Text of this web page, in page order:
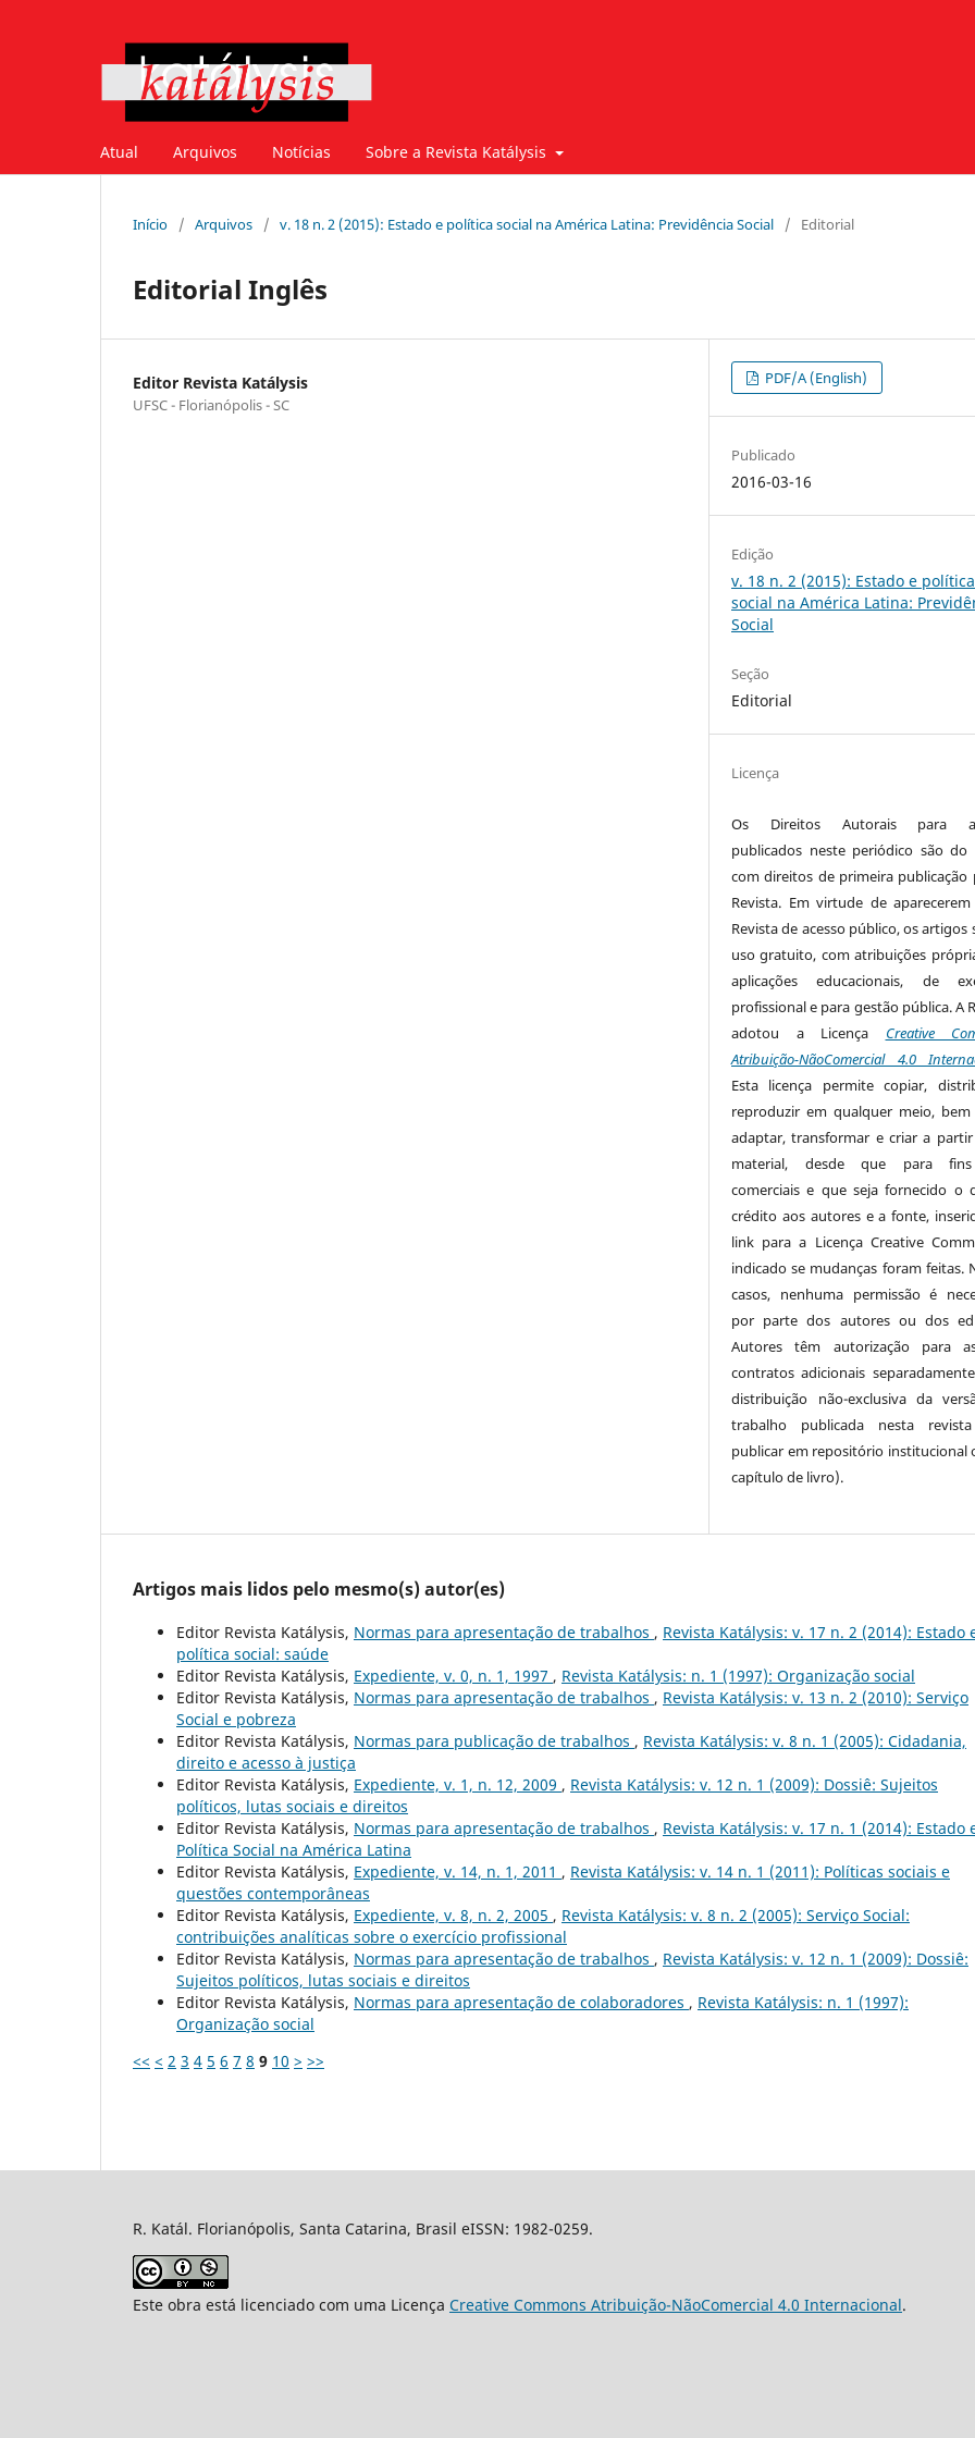
Atual Arquivos Notícias Sobre a Revista Katálysis
Início / Arquivos / v. 18 n. 2 (2015): Estado e política social na América Latina: Previdência Social / Editorial
Editorial Inglês
Editor Revista Katálysis
UFSC - Florianópolis - SC
PDF/A (English)
Publicado
2016-03-16
Edição
v. 18 n. 2 (2015): Estado e política
social na América Latina:
Social
Seção
Editorial
Licença
Os Direitos Autorais para
publicados neste periódico são do
com direitos de primeira publicação
Revista. Em virtude de
Revista de acesso público, os artigos
uso gratuito, com atribuições
aplicações educacionais, de
profissional e para gestão pública. A
adotou a Licença Creative
Atribuição-NãoComercial 4.0
Esta licença permite copiar,
reproduzir em qualquer meio,
adaptar, transformar e criar a
material, desde que para
comerciais e que seja fornecido o
crédito aos autores e a fonte,
link para a Licença Creative
indicado se mudanças foram feitas.
casos, nenhuma permissão é
por parte dos autores ou dos
Autores têm autorização para
contratos adicionais
distribuição não-exclusiva da
trabalho publicada nesta
publicar em repositório institucional
capítulo de livro).
Artigos mais lidos pelo mesmo(s) autor(es)
Editor Revista Katálysis, Normas para apresentação de trabalhos , Revista Katálysis: v. 17 n. 2 (2014): Estado
política social: saúde
Editor Revista Katálysis, Expediente, v. 0, n. 1, 1997 , Revista Katálysis: n. 1 (1997): Organização social
Editor Revista Katálysis, Normas para apresentação de trabalhos , Revista Katálysis: v. 13 n. 2 (2010): Serviço
Social e pobreza
Editor Revista Katálysis, Normas para publicação de trabalhos , Revista Katálysis: v. 8 n. 1 (2005): Cidadania,
direito e acesso à justiça
Editor Revista Katálysis, Expediente, v. 1, n. 12, 2009 , Revista Katálysis: v. 12 n. 1 (2009): Dossiê: Sujeitos
políticos, lutas sociais e direitos
Editor Revista Katálysis, Normas para apresentação de trabalhos , Revista Katálysis: v. 17 n. 1 (2014): Estado
Política Social na América Latina
Editor Revista Katálysis, Expediente, v. 14, n. 1, 2011 , Revista Katálysis: v. 14 n. 1 (2011): Políticas sociais e
questões contemporâneas
Editor Revista Katálysis, Expediente, v. 8, n. 2, 2005 , Revista Katálysis: v. 8 n. 2 (2005): Serviço Social:
contribuições analíticas sobre o exercício profissional
Editor Revista Katálysis, Normas para apresentação de trabalhos , Revista Katálysis: v. 12 n. 1 (2009): Dossiê:
Sujeitos políticos, lutas sociais e direitos
Editor Revista Katálysis, Normas para apresentação de colaboradores , Revista Katálysis: n. 1 (1997):
Organização social
<< < 2 3 4 5 6 7 8 9 10 > >>
R. Katál. Florianópolis, Santa Catarina, Brasil eISSN: 1982-0259.
Este obra está licenciado com uma Licença Creative Commons Atribuição-NãoComercial 4.0 Internacional.